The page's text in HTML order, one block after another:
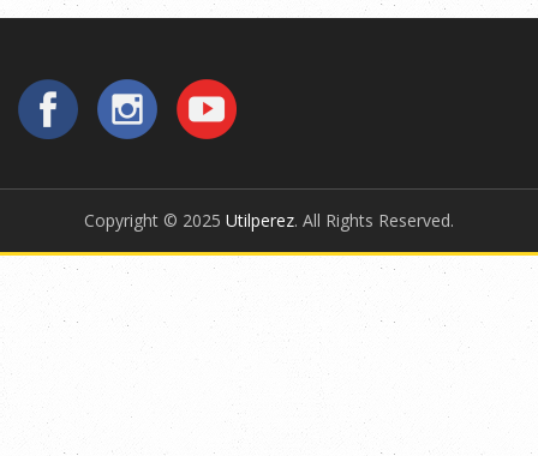
Copyright © 2025 Utilperez. All Rights Reserved.